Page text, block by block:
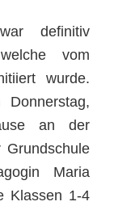
definitiv
vom
wurde.
an der
Maria
Klassen 1-4